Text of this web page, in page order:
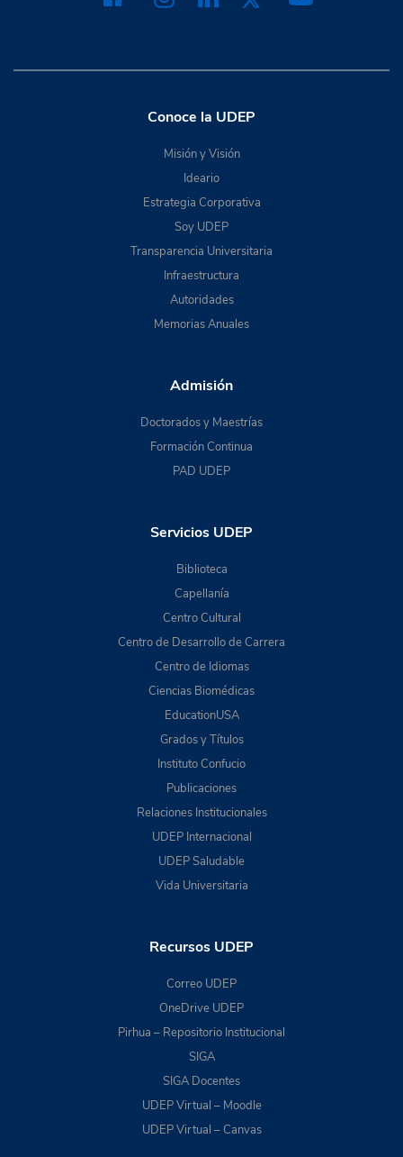
Conoce la UDEP
Misión y Visión
Ideario
Estrategia Corporativa
Soy UDEP
Transparencia Universitaria
Infraestructura
Autoridades
Memorias Anuales
Admisión
Doctorados y Maestrías
Formación Continua
PAD UDEP
Servicios UDEP
Biblioteca
Capellanía
Centro Cultural
Centro de Desarrollo de Carrera
Centro de Idiomas
Ciencias Biomédicas
EducationUSA
Grados y Títulos
Instituto Confucio
Publicaciones
Relaciones Institucionales
UDEP Internacional
UDEP Saludable
Vida Universitaria
Recursos UDEP
Correo UDEP
OneDrive UDEP
Pirhua – Repositorio Institucional
SIGA
SIGA Docentes
UDEP Virtual – Moodle
UDEP Virtual – Canvas